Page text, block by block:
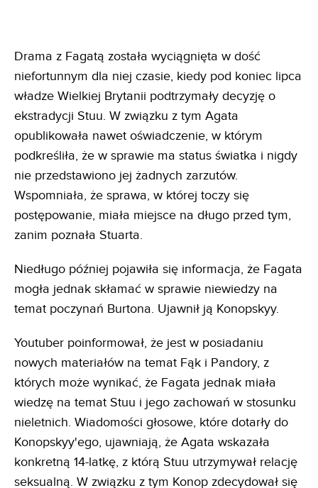
Drama z Fagatą została wyciągnięta w dość
niefortunnym dla niej czasie, kiedy pod koniec lipca
władze Wielkiej Brytanii podtrzymały decyzję o
ekstradycji Stuu. W związku z tym Agata
opublikowała nawet oświadczenie, w którym
podkreśliła, że w sprawie ma status światka i nigdy
nie przedstawiono jej żadnych zarzutów.
Wspomniała, że sprawa, w której toczy się
postępowanie, miała miejsce na długo przed tym,
zanim poznała Stuarta.
Niedługo później pojawiła się informacja, że Fagata
mogła jednak skłamać w sprawie niewiedzy na
temat poczynań Burtona. Ujawnił ją Konopskyy.
Youtuber poinformował, że jest w posiadaniu
nowych materiałów na temat Fąk i Pandory, z
których może wynikać, że Fagata jednak miała
wiedzę na temat Stuu i jego zachowań w stosunku
nieletnich. Wiadomości głosowe, które dotarły do
Konopskyy'ego, ujawniają, że Agata wskazała
konkretną 14-latkę, z którą Stuu utrzymywał relację
seksualną. W związku z tym Konop zdecydował się